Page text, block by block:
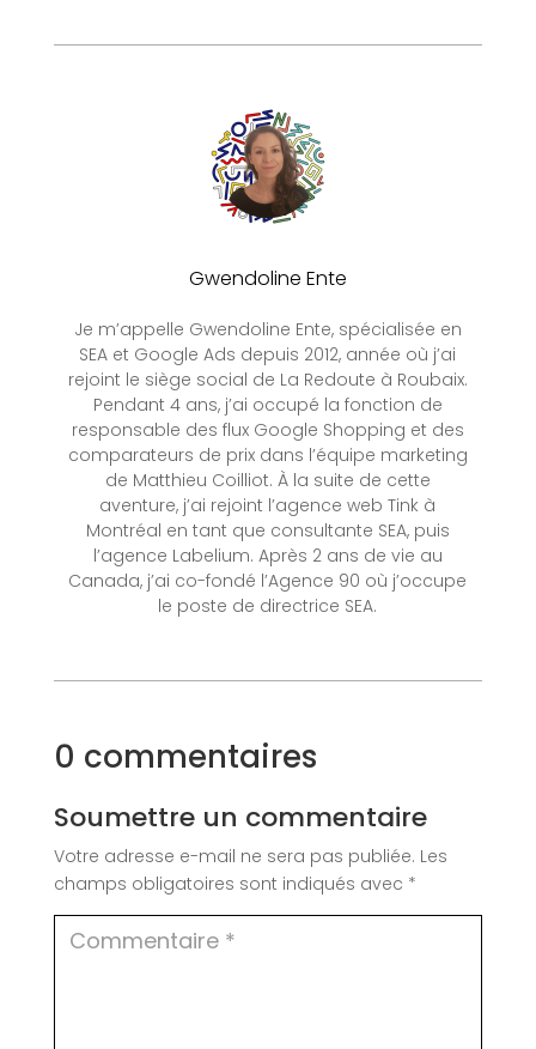
Gwendoline Ente
Je m’appelle Gwendoline Ente, spécialisée en
SEA et Google Ads depuis 2012, année où j’ai
rejoint le siège social de La Redoute à Roubaix.
Pendant 4 ans, j’ai occupé la fonction de
responsable des flux Google Shopping et des
comparateurs de prix dans l’équipe marketing
de Matthieu Coilliot. À la suite de cette
aventure, j’ai rejoint l’agence web Tink à
Montréal en tant que consultante SEA, puis
l’agence Labelium. Après 2 ans de vie au
Canada, j’ai co-fondé l’Agence 90 où j’occupe
le poste de directrice SEA.
0 commentaires
Soumettre un commentaire
Votre adresse e-mail ne sera pas publiée. Les
champs obligatoires sont indiqués avec *